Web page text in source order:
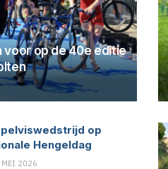
voor op de 40e editie
op
Hengeldag
2026